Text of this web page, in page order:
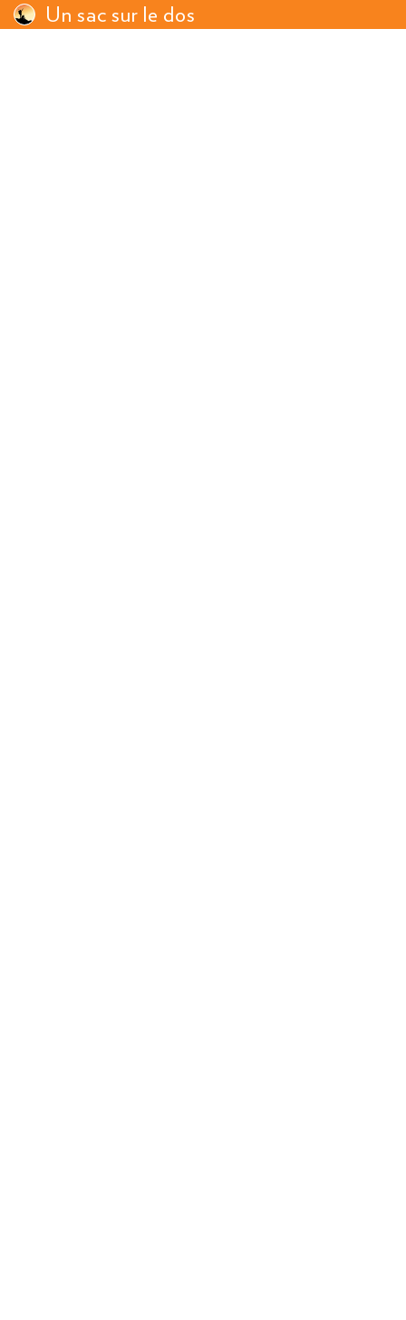
Un sac sur le dos